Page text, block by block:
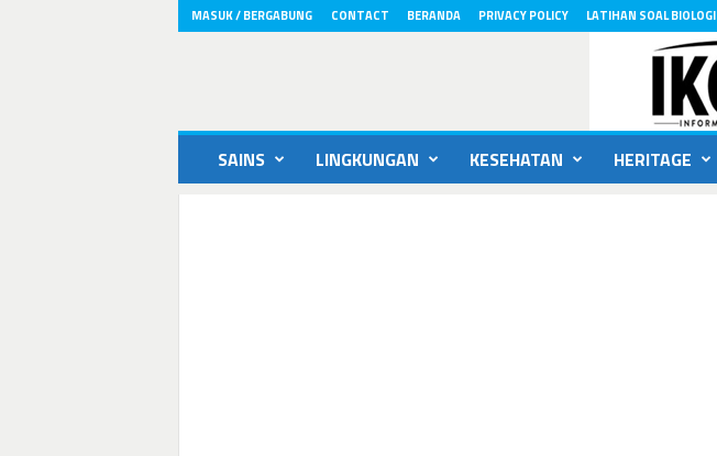
MASUK / BERGABUNG CONTACT BERANDA PRIVACY POLICY LATIHAN SOAL BIOLOGI
SAINS LINGKUNGAN KESEHATAN HERITAGE